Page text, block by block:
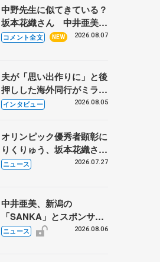
あい
中野先生に似てきている？
坂本花織さん 中井亜美は
クリケットのサマーキャン
部科学省スポーツ表彰
式】
コメント全文 NEW 2026.08.07
夫が「思い出作りに」と後
押しした海外同行がミラノ
まで… 繁華街のリンクで
に 小林芳子さんが振り返
るスケート人生
インタビュー 2026.08.05
オリンピック優秀者顕彰に
りくりゅう、坂本花織さ
ん、団体メンバーら 8月
園子らコーチも
ニュース 2026.07.27
中井亜美、新潟の
「SANKA」とスポンサー
契約 「全力で応援」とコ
ニュース 2026.08.06